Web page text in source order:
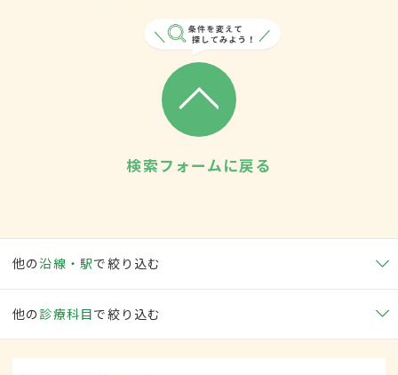
検索フォームに戻る
他の沿線・駅で絞り込む
他の 診療科目で絞り込む